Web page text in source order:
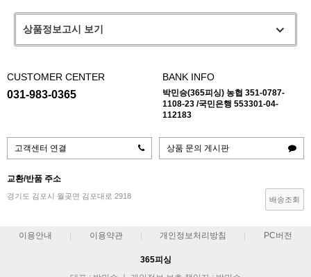
상품정보고시 보기
CUSTOMER CENTER
031-983-0365
BANK INFO
박민승(365피싱) 농협 351-0787-
1108-23 /국민은행 553301-04-
112183
고객센터 연결 상품 문의 게시판
교환/반품 주소
경기도 김포시 월곶면 김포대로 2918 배송조회
이용안내 이용약관 개인정보처리방침 PC버전
365피싱